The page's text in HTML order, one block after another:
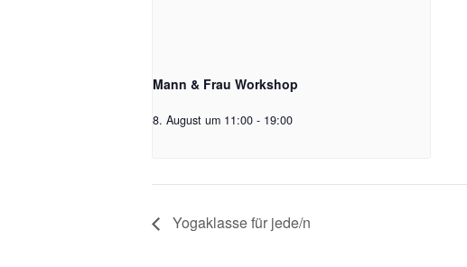
Mann & Frau Workshop
8. August um 11:00 - 19:00
Yogaklasse für jede/n